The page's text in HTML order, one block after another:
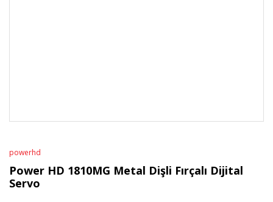
powerhd
Power HD 1810MG Metal Dişli Fırçalı Dijital
Servo